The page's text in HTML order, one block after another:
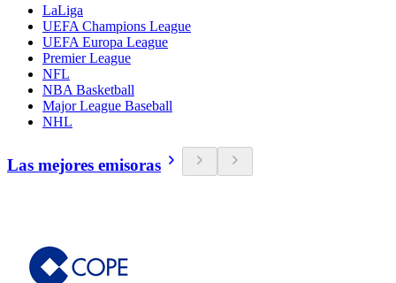
LaLiga
UEFA Champions League
UEFA Europa League
Premier League
NFL
NBA Basketball
Major League Baseball
NHL
Las mejores emisoras